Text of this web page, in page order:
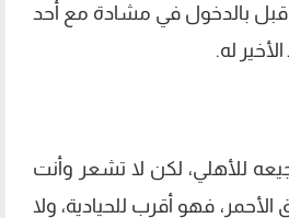
قبل بالدخول في مشادة مع أحد
له.
للأهلي، لكن لا تشعر وأنت
الأحمر، فهو أقرب للحيادية، ولا